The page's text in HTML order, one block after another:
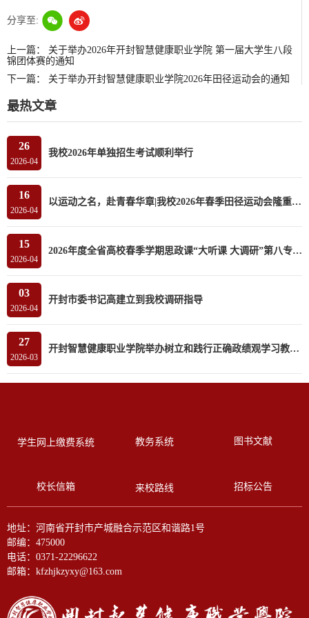
分享至:
上一篇： 关于举办2026年开封智慧健康职业学院 第一届大学生八段
锦团体赛的通知
下一篇： 关于举办开封智慧健康职业学院2026年田径运动会的通知
最热文章
26
2026-04
我校2026年单独招生考试顺利举行
16
2026-04
以运动之名，赴青春华章|我校2026年春季田径运动会隆重开幕
15
2026-04
2026年度全省高校春季学期思政课“大听课 大调研”第八专家组莅临我校听课调研
03
2026-04
开封市委书记高建立到我校调研指导
27
2026-03
开封智慧健康职业学院举办树立和践行正确政绩观学习教育读书班
学生网上缴费系统 教务系统 图书文献
校长信箱 来校路线 招标公告
地址：河南省开封市产城融合示范区和谐路1号
邮编：475000
电话：0371-22296622
邮箱：kfzhjkzyxy@163.com